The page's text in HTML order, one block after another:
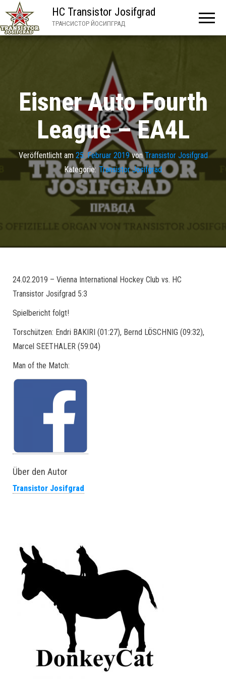
HC Transistor Josifgrad
ТРАНСИСТОР ЙОСИПГРАД
Eisner Auto Fourth
League – EA4L
Veröffentlicht am 25. Februar 2019vonTransistor Josifgrad
Kategorie: Transistor Josifgrad
24.02.2019 – Vienna International Hockey Club vs. HC
Transistor Josifgrad 5:3
Spielbericht folgt!
Torschützen: Endri BAKIRI (01:27), Bernd LÖSCHNIG (09:32),
Marcel SEETHALER (59:04)
Man of the Match:
Über den Autor
Transistor Josifgrad